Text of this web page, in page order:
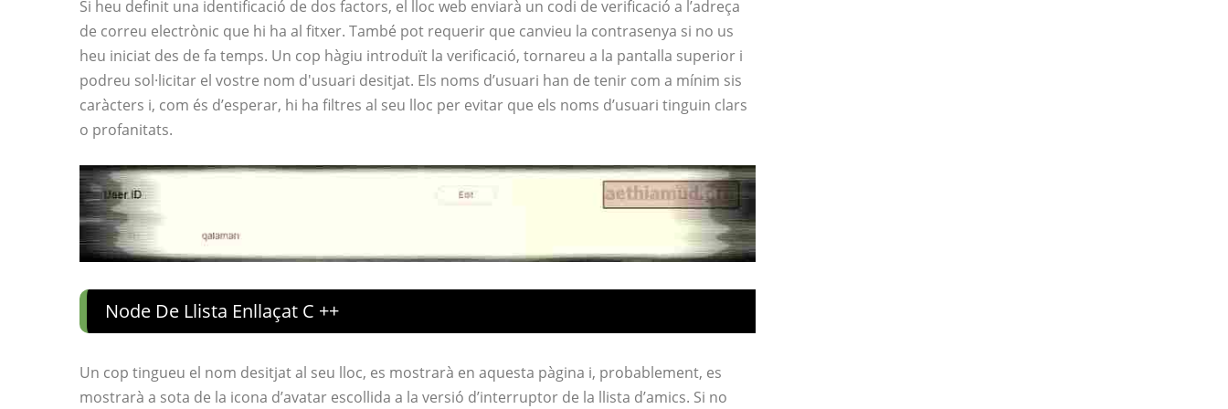
Si heu definit una identificació de dos factors, el lloc web enviarà un codi de verificació a l’adreça
de correu electrònic que hi ha al fitxer. També pot requerir que canvieu la contrasenya si no us
heu iniciat des de fa temps. Un cop hàgiu introduït la verificació, tornareu a la pantalla superior i
podreu sol·licitar el vostre nom d'usuari desitjat. Els noms d’usuari han de tenir com a mínim sis
caràcters i, com és d’esperar, hi ha filtres al seu lloc per evitar que els noms d’usuari tinguin clars
o profanitats.
Node De Llista Enllaçat C ++
Un cop tingueu el nom desitjat al seu lloc, es mostrarà en aquesta pàgina i, probablement, es
mostrarà a sota de la icona d’avatar escollida a la versió d’interruptor de la llista d’amics. Si no